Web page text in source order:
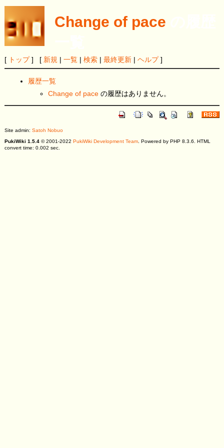
Change of pace
[ トップ] [ 新規 | 一覧| 検索| 最終更新| ヘルプ]
履歴一覧
Change of pace の履歴はありません。
Site admin: Satoh Nobuo
PukiWiki 1.5.4© 2001-2022 PukiWiki Development Team. Powered by PHP 8.3.6. HTML
convert time: 0.002 sec.